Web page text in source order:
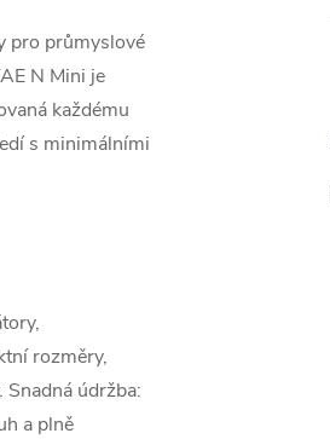
pro průmyslové
N Mini je
každému
s minimálními
rozměry,
Snadná údržba:
a plně